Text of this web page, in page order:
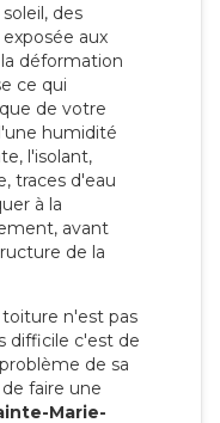
des
aux
déformation
ce qui
de votre
humidité
l'isolant,
traces d'eau
à la
avant
de la
n'est pas
difficile c'est de
de sa
faire une
Marie-